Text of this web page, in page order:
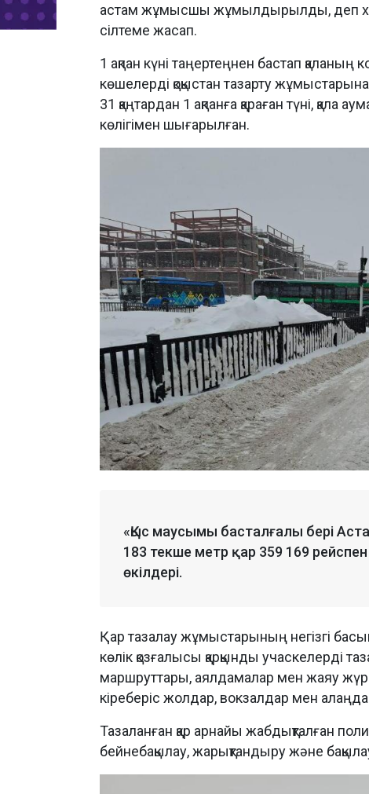
астам жұмысшы жұмылдырылды, деп
сілтеме жасап.
1 ақпан күні таңертеңнен бастап қаланың
көшелерді қоқыстан тазарту жұмыстарына
31 қаңтардан 1 ақпанға қараған түні,
көлігімен шығарылған.
«Қыс маусымы басталғалы бері
183 текше метр қар 359 169
өкілдері.
Қар тазалау жұмыстарының негізгі
көлік қозғалысы қарқынды учаскелерді
маршруттары, аялдамалар мен жаяу
кіреберіс жолдар, вокзалдар мен
Тазаланған қар арнайы жабдықталған
бейнебақылау, жарықтандыру және